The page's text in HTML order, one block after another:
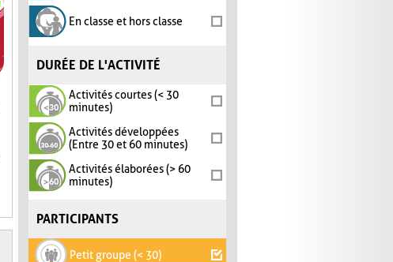
En classe et hors classe
DURÉE DE L'ACTIVITÉ
Activités courtes (< 30
minutes)
Activités développées
(Entre 30 et 60 minutes)
Activités élaborées (> 60
minutes)
PARTICIPANTS
Petit groupe (< 30)